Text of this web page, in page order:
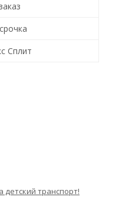
Сплит
детский транспорт!